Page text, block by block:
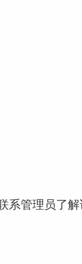
系管理员了